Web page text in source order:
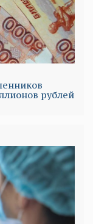
рублей